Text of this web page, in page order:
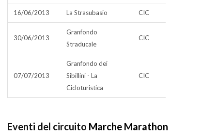
16/06/2013 La Strasubasio CIC
30/06/2013
Granfondo
Straducale
CIC
07/07/2013
Granfondo dei
Sibillini - La
Cicloturistica
CIC
Eventi del circuito Marche Marathon